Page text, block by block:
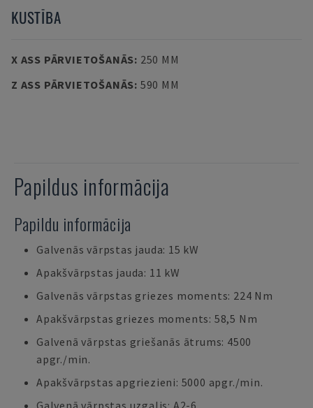
KUSTĪBA
X ASS PĀRVIETOŠANĀS: 250 MM
Z ASS PĀRVIETOŠANĀS: 590 MM
Papildus informācija
Papildu informācija
Galvenās vārpstas jauda: 15 kW
Apakšvārpstas jauda: 11 kW
Galvenās vārpstas griezes moments: 224 Nm
Apakšvārpstas griezes moments: 58,5 Nm
Galvenā vārpstas griešanās ātrums: 4500
apgr./min.
Apakšvārpstas apgriezieni: 5000 apgr./min.
Galvenā vārpstas uzgalis: A2-6